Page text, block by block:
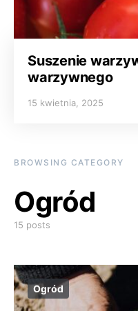
Suszenie
warzywnego
15 kwietnia, 2025
BROWSING CATEGORY
Ogród
15 posts
Ogród